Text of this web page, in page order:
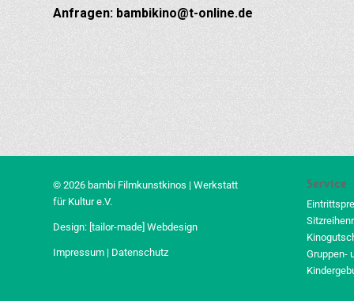
Anfragen: bambikino@t-online.de
© 2026 bambi Filmkunstkinos | Werkstatt
für Kultur e.V.
Design: [tailor-made] Webdesign
Impressum | Datenschutz
Service
Gruppen-